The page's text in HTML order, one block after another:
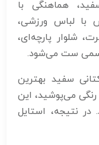
هماهنگی با
با لباس ورزشی،
شلوار پارچه‌ای،
ست می‌شود.
سفید بهترین
می‌پوشید، این
نتیجه، استایل